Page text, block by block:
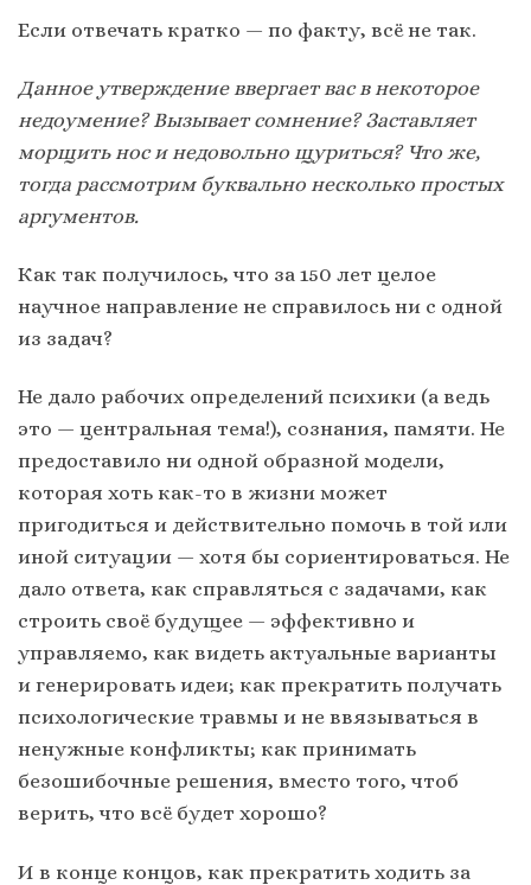
Если отвечать кратко — по факту, всё не так.
Данное утверждение ввергает вас в некоторое
недоумение? Вызывает сомнение? Заставляет
морщить нос и недовольно щуриться? Что же,
тогда рассмотрим буквально несколько простых
аргументов.
Как так получилось, что за 150 лет целое
научное направление не справилось ни с одной
из задач?
Не дало рабочих определений психики (а ведь
это — центральная тема!), сознания, памяти. Не
предоставило ни одной образной модели,
которая хоть как-то в жизни может
пригодиться и действительно помочь в той или
иной ситуации — хотя бы сориентироваться. Не
дало ответа, как справляться с задачами, как
строить своё будущее — эффективно и
управляемо, как видеть актуальные варианты
и генерировать идеи; как прекратить получать
психологические травмы и не ввязываться в
ненужные конфликты; как принимать
безошибочные решения, вместо того, чтоб
верить, что всё будет хорошо?
И в конце концов, как прекратить ходить за